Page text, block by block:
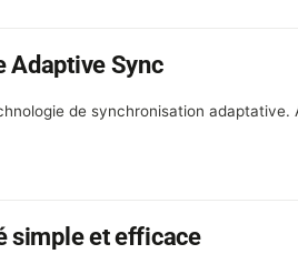
Adaptive Sync
de synchronisation adaptative.
simple et efficace